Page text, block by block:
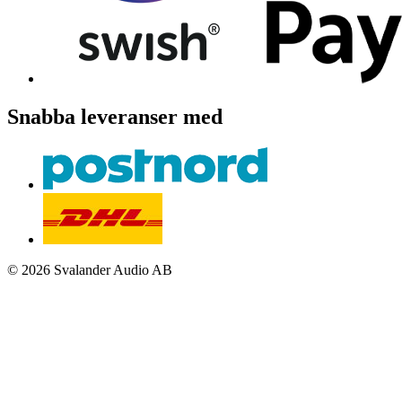
Snabba leveranser med
© 2026 Svalander Audio AB